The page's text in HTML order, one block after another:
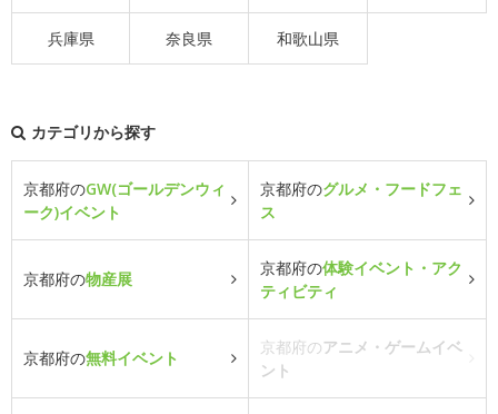
兵庫県 奈良県 和歌山県
カテゴリから探す
京都府のGW(ゴールデンウィ
ーク)イベント
京都府のグルメ・フードフェ
ス
京都府の物産展
京都府の体験イベント・アク
ティビティ
京都府の無料イベント
京都府のアニメ・ゲームイベ
ント